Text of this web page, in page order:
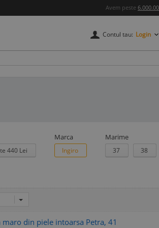
Avem peste
Contul tau: Login
440 Lei
Marca
Ingiro
Marime
37 38
maro din piele intoarsa Petra, 41